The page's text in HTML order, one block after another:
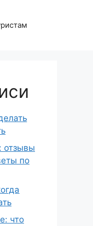
отзывы
по
что